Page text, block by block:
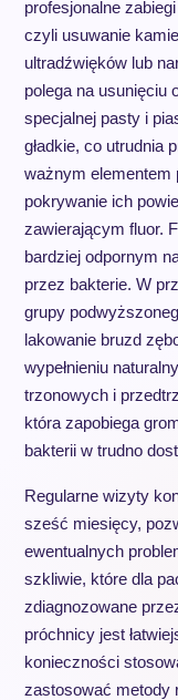
profesjonalne
czyli usuwanie
ultradźwięków lub
polega na usunięciu
specjalnej pasty i
gładkie, co utrudnia
ważnym elementem
pokrywanie ich
zawierającym fluor.
bardziej odpornym
przez bakterie. W
grupy
lakowanie bruzd
wypełnieniu
trzonowych i
która zapobiega
bakterii w trudno
Regularne wizyty
sześć miesięcy,
ewentualnych
szkliwie, które dla
zdiagnozowane
próchnicy jest
konieczności
zastosować metody